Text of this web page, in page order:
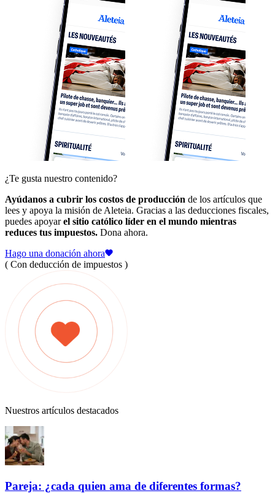
¿Te gusta nuestro contenido?
Ayúdanos a cubrir los costos de producción de los artículos que
lees y apoya la misión de Aleteia. Gracias a las deducciones fiscales,
puedes apoyarel sitio católico líder en el mundo mientras
reduces tus impuestos. Dona ahora.
Hago una donación ahora
( Con deducción de impuestos )
Nuestros artículos destacados
Pareja: ¿cada quien ama de diferentes formas?